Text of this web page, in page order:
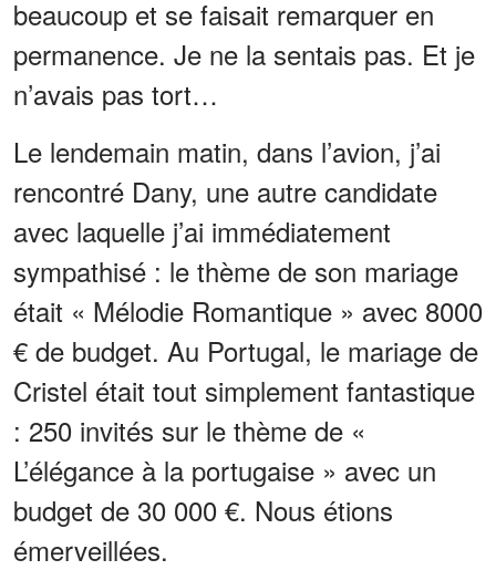
beaucoup et se faisait remarquer en
permanence. Je ne la sentais pas. Et je
n’avais pas tort…
Le lendemain matin, dans l’avion, j’ai
rencontré Dany, une autre candidate
avec laquelle j’ai immédiatement
sympathisé : le thème de son mariage
était « Mélodie Romantique » avec 8000
€ de budget. Au Portugal, le mariage de
Cristel était tout simplement fantastique
: 250 invités sur le thème de «
L’élégance à la portugaise » avec un
budget de 30 000 €. Nous étions
émerveillées.